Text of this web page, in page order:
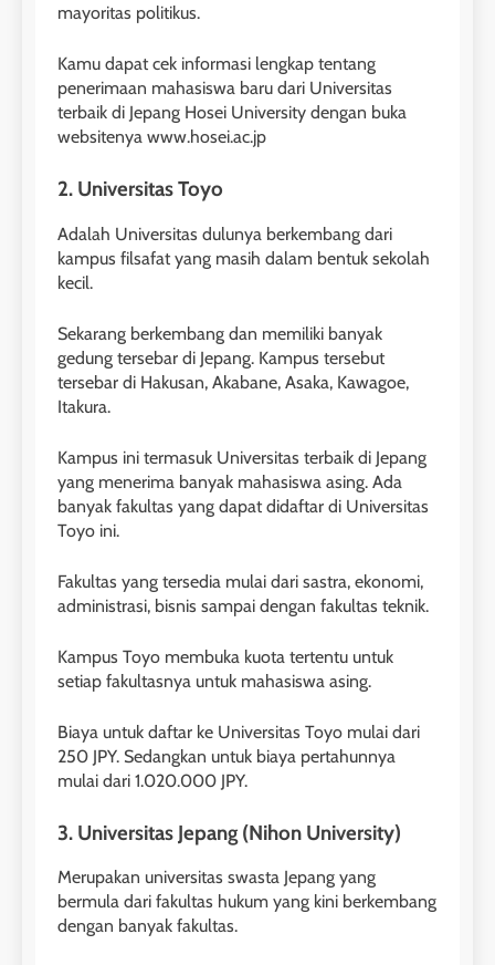
mayoritas politikus.
Kamu dapat cek informasi lengkap tentang
penerimaan mahasiswa baru dari Universitas
terbaik di Jepang Hosei University dengan buka
websitenya www.hosei.ac.jp
2. Universitas Toyo
Adalah Universitas dulunya berkembang dari
kampus filsafat yang masih dalam bentuk sekolah
kecil.
Sekarang berkembang dan memiliki banyak
gedung tersebar di Jepang. Kampus tersebut
tersebar di Hakusan, Akabane, Asaka, Kawagoe,
Itakura.
Kampus ini termasuk Universitas terbaik di Jepang
yang menerima banyak mahasiswa asing. Ada
banyak fakultas yang dapat didaftar di Universitas
Toyo ini.
Fakultas yang tersedia mulai dari sastra, ekonomi,
administrasi, bisnis sampai dengan fakultas teknik.
Kampus Toyo membuka kuota tertentu untuk
setiap fakultasnya untuk mahasiswa asing.
Biaya untuk daftar ke Universitas Toyo mulai dari
250 JPY. Sedangkan untuk biaya pertahunnya
mulai dari 1.020.000 JPY.
3. Universitas Jepang (Nihon University)
Merupakan universitas swasta Jepang yang
bermula dari fakultas hukum yang kini berkembang
dengan banyak fakultas.